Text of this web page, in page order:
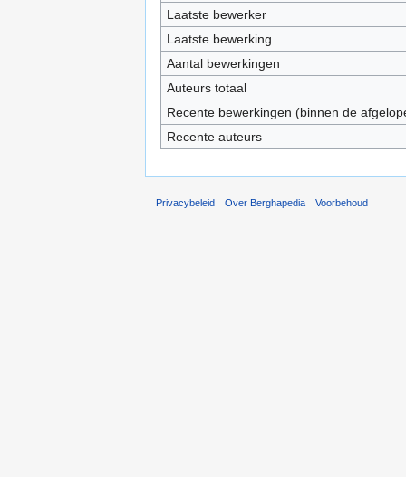
Laatste bewerker
Laatste bewerking
Aantal bewerkingen
Auteurs totaal
Recente bewerkingen (binnen de
Recente auteurs
Privacybeleid Over Berghapedia Voorbehoud